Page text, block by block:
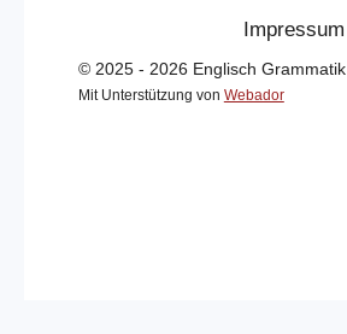
Impressum
© 2025 - 2026 Englisch Grammatik
Mit Unterstützung von Webador